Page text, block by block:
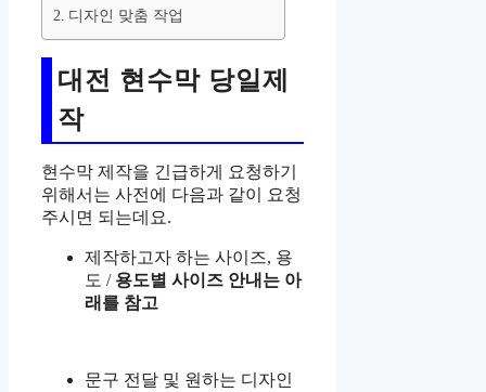
디자인 맞춤 작업
대전 현수막 당일제
작
현수막 제작을 긴급하게 요청하기
위해서는 사전에 다음과 같이 요청
주시면 되는데요.
제작하고자 하는 사이즈, 용
도 / 용도별 사이즈 안내는 아
래를 참고
문구 전달 및 원하는 디자인